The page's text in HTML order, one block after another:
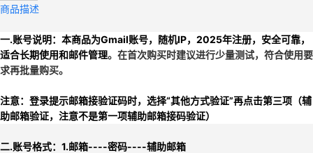
商品描述
一.账号说明：本商品为Gmail账号， 随机IP，2025年注册，安全可靠，
适合长期使用和邮件管理。在首次购买时建议进行少量测试，符合使用要
求再批量购买。
注意：登录提示邮箱接验证码时，选择“其他方式验证”再点击第三项（辅
助邮箱验证，注意不是第一项辅助邮箱接码验证）
二.账号格式：1.邮箱----密码----辅助邮箱